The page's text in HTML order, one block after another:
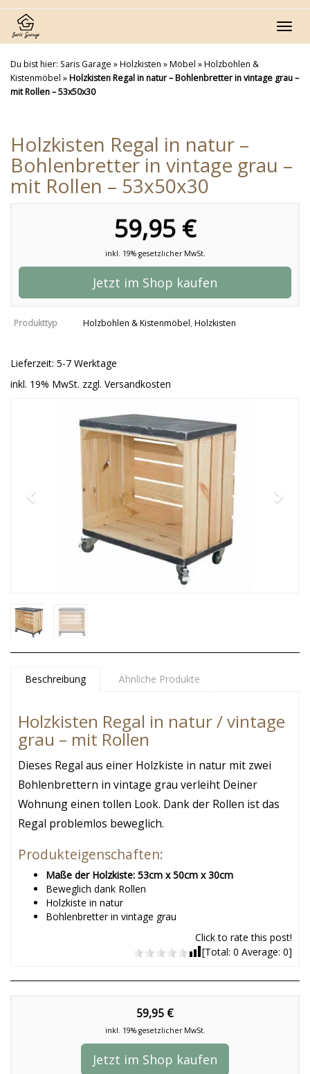
Skip
main
content
Du bist hier: Saris Garage »Holzkisten »Möbel »Holzbohlen &
Kistenmöbel »Holzkisten Regal in natur – Bohlenbretter in vintage grau –
mit Rollen – 53x50x30
Holzkisten Regal in natur –
Bohlenbretter in vintage grau –
mit Rollen – 53x50x30
59,95 €
inkl. 19% gesetzlicher MwSt.
Jetzt im Shop kaufen
Produkttyp Holzbohlen & Kistenmöbel, Holzkisten
Lieferzeit: 5-7 Werktage
inkl. 19% MwSt. zzgl. Versandkosten
Beschreibung Ähnliche Produkte
Holzkisten Regal in natur / vintage
grau – mit Rollen
Dieses Regal aus einer Holzkiste in natur mit zwei
Bohlenbrettern in vintage grau verleiht Deiner
Wohnung einen tollen Look. Dank der Rollen ist das
Regal problemlos beweglich.
Produkteigenschaften:
Maße der Holzkiste: 53cm x 50cm x 30cm
Beweglich dank Rollen
Holzkiste in natur
Bohlenbretter in vintage grau
Click to rate this post!
[Total: 0 Average: 0]
59,95 €
inkl. 19% gesetzlicher MwSt.
Jetzt im Shop kaufen